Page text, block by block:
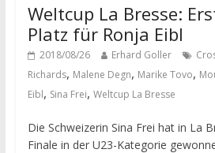
Weltcup La Bresse:
Platz für Ronja Eibl
2018/08/26 Erhard Goller
Richards, Malene Degn, Marike Tovo,
Eibl, Sina Frei, Weltcup La Bresse
Die Schweizerin Sina Frei hat in La
Finale in der U23-Kategorie